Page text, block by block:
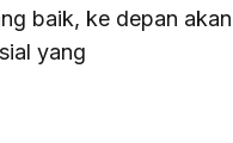
baik, ke depan akan
yang